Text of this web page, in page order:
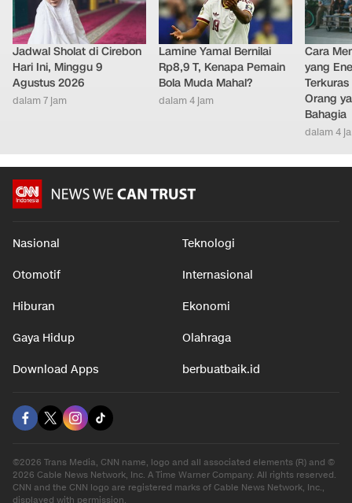
Jadwal Sholat di Cirebon
Hari Ini, Minggu 9
Agustus 2026
dalam 7 jam
Lamine Yamal Bernilai
Rp8,9 T, Kenapa Pemain
Bola Muda Mahal?
dalam 4 jam
Cara
yang
Orang
Bahagia
dalam 4
Nasional Teknologi
Otomotif Internasional
Hiburan Ekonomi
Gaya Hidup Olahraga
Download Apps berbuatbaik.id
©2026 Trans Media, CNN name, logo and all associated elements (R) and ©
2026 Cable News Network, Inc. A Time Warner Company. All rights reserved.
CNN and the CNN logo are registered marks of Cable News Network, Inc.,
displayed with permission.